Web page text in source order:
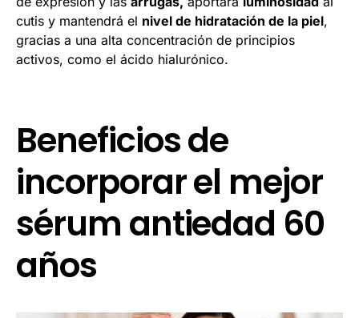
cutis y mantendrá el nivel de hidratación de la piel,
gracias a una alta concentración de principios
activos, como el ácido hialurónico.
Beneficios de
incorporar el mejor
sérum antiedad 60
años